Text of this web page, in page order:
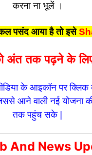
करना ना भूलें ।
पसंद आया है तो इसे
अंत तक पढ़ने के लिए
के आइकॉन पर
आने वाली नई योजना
तक पहुंच सके |
And News